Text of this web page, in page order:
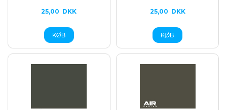
25,00 DKK 25,00 DKK